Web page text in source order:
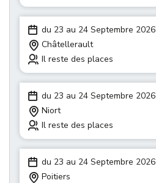
du 23 au 24 Septembre 2026
Châtellerault
Il reste des places
du 23 au 24 Septembre 2026
Niort
Il reste des places
du 23 au 24 Septembre 2026
Poitiers